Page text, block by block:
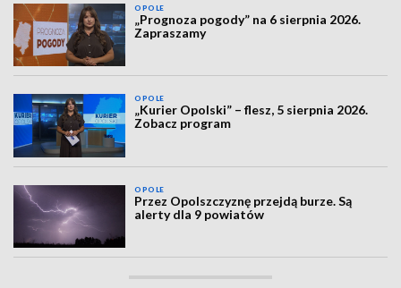
OPOLE
„Prognoza pogody” na 6 sierpnia 2026.
Zapraszamy
OPOLE
„Kurier Opolski” – flesz, 5 sierpnia 2026.
Zobacz program
OPOLE
Przez Opolszczyznę przejdą burze. Są
alerty dla 9 powiatów